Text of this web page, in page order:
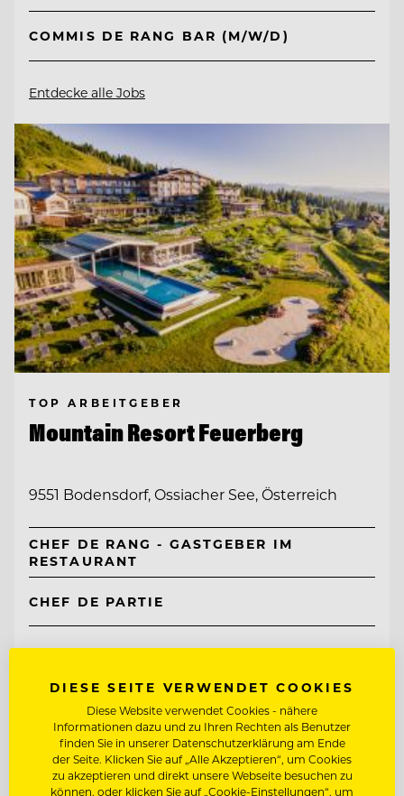
COMMIS DE RANG BAR (M/W/D)
Entdecke alle Jobs
TOP ARBEITGEBER
Mountain Resort Feuerberg
9551 Bodensdorf, Ossiacher See, Österreich
CHEF DE RANG - GASTGEBER IM
RESTAURANT
CHEF DE PARTIE
DIESE SEITE VERWENDET COOKIES
Diese Website verwendet Cookies - nähere
Informationen dazu und zu Ihren Rechten als Benutzer
finden Sie in unserer Datenschutzerklärung am Ende
der Seite. Klicken Sie auf „Alle Akzeptieren“, um Cookies
zu akzeptieren und direkt unsere Webseite besuchen zu
können, oder klicken Sie auf „Cookie-Einstellungen“, um